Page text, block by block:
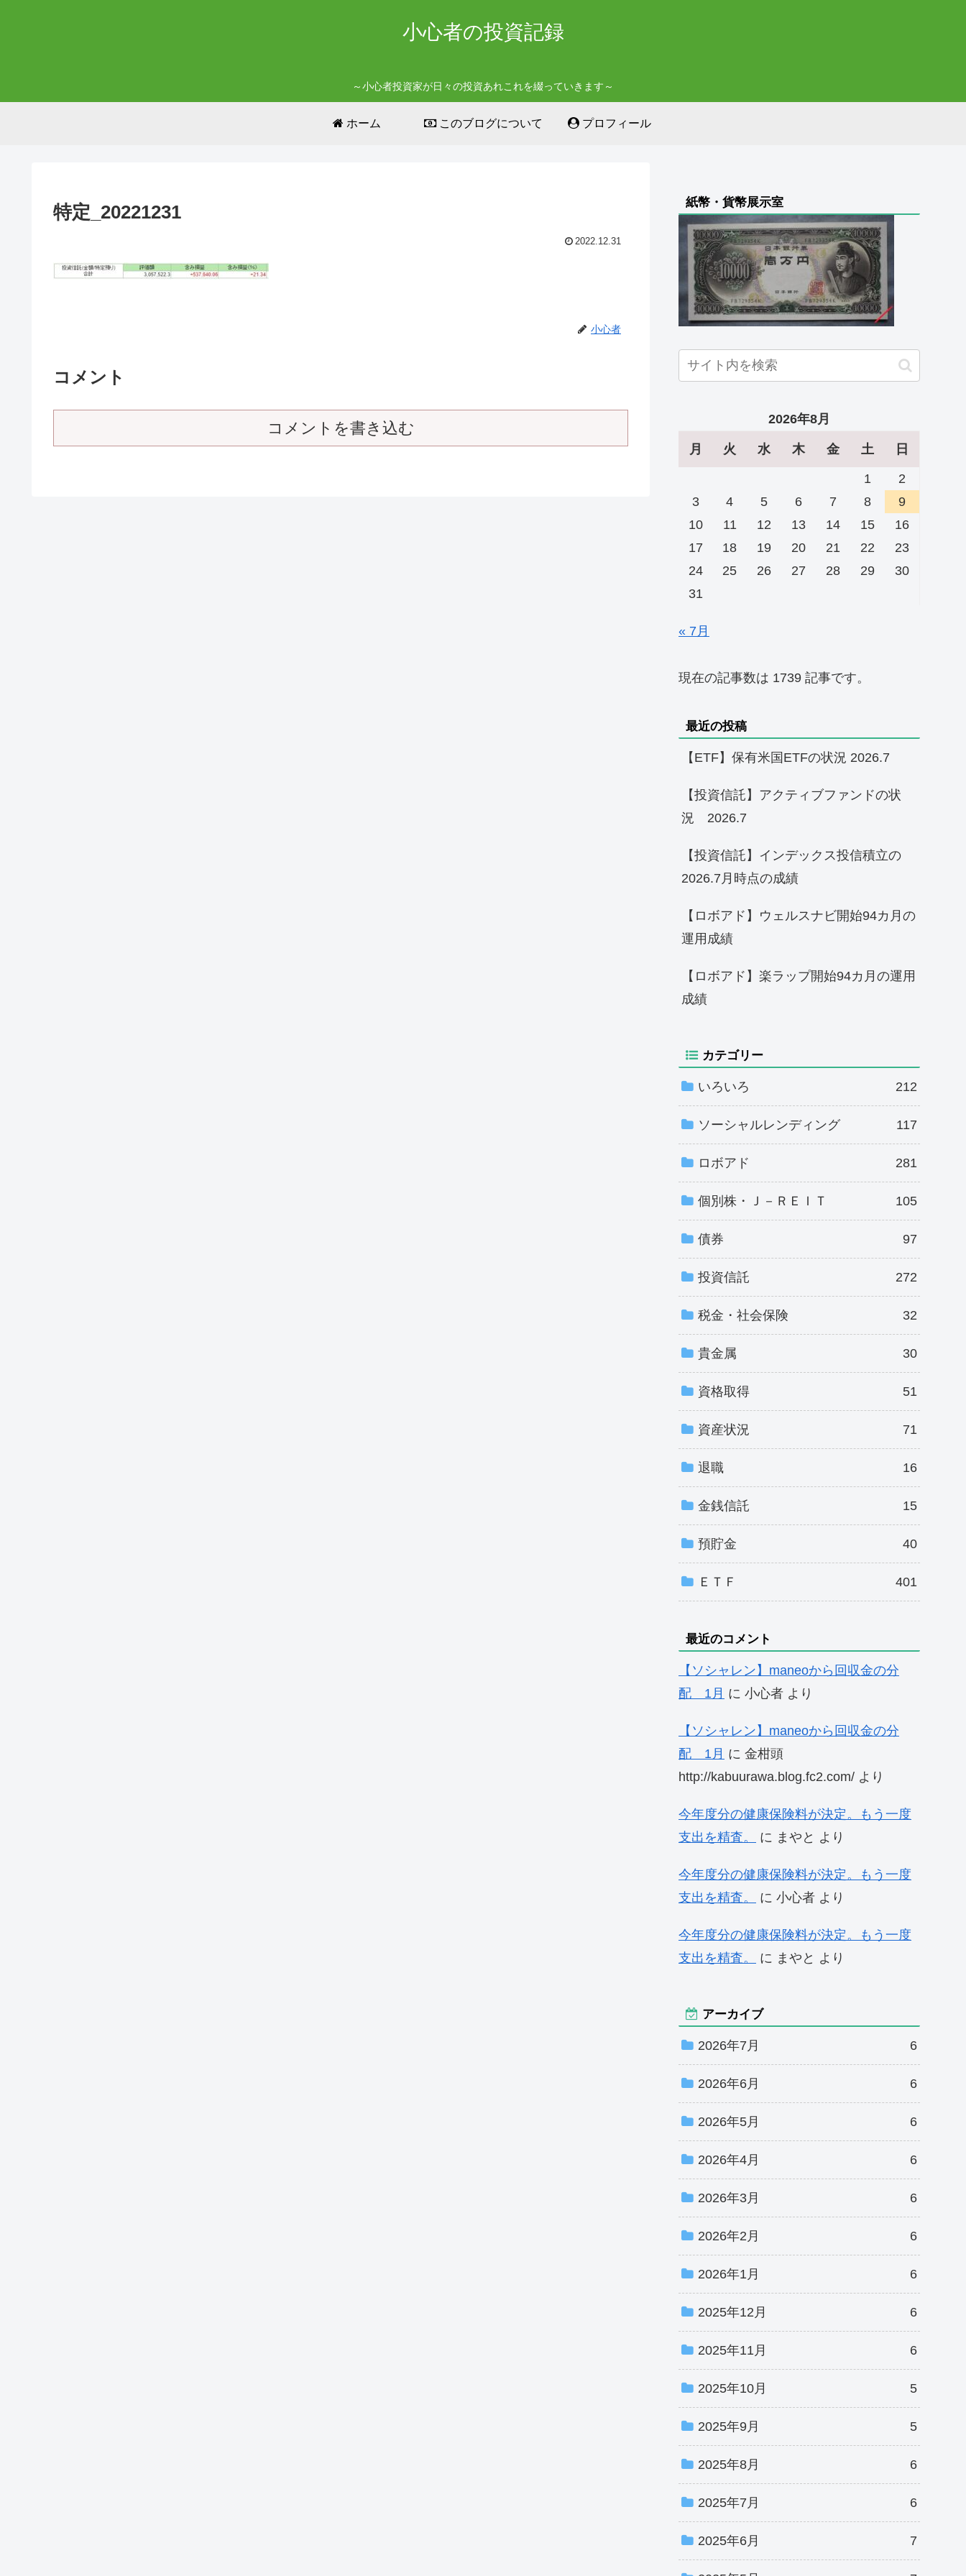
小心者の投資記録
～小心者投資家が日々の投資あれこれを綴っていきます～
ホーム このブログについて プロフィール
特定_20221231
2022.12.31
小心者
コメント
コメントを書き込む
紙幣・貨幣展示室
2026年8月
月 火 水 木 金 土 日
1
2
3
4 5 6 7 8
9
10
11 12 13 14 15
16
17
18 19 20 21 22
23
24
25 26 27 28 29
30
31
« 7月
現在の記事数は 1739 記事です。
最近の投稿
【ETF】保有米国ETFの状況 2026.7
【投資信託】アクティブファンドの状
況 2026.7
【投資信託】インデックス投信積立の
2026.7月時点の成績
【ロボアド】ウェルスナビ開始94カ月の
運用成績
【ロボアド】楽ラップ開始94カ月の運用
成績
カテゴリー
いろいろ 212
ソーシャルレンディング 117
ロボアド 281
個別株・Ｊ－ＲＥＩＴ 105
債券 97
投資信託 272
税金・社会保険 32
貴金属 30
資格取得 51
資産状況 71
退職 16
金銭信託 15
預貯金 40
ＥＴＦ 401
最近のコメント
【ソシャレン】maneoから回収金の分
配 1月 に 小心者 より
【ソシャレン】maneoから回収金の分
配 1月 に 金柑頭
http://kabuurawa.blog.fc2.com/ より
今年度分の健康保険料が決定。もう一度
支出を精査。
に まやと より
今年度分の健康保険料が決定。もう一度
支出を精査。
に 小心者 より
今年度分の健康保険料が決定。もう一度
支出を精査。
に まやと より
アーカイブ
2026年7月 6
2026年6月 6
2026年5月 6
2026年4月 6
2026年3月 6
2026年2月 6
2026年1月 6
2025年12月 6
2025年11月 6
2025年10月 5
2025年9月 5
2025年8月 6
2025年7月 6
2025年6月 7